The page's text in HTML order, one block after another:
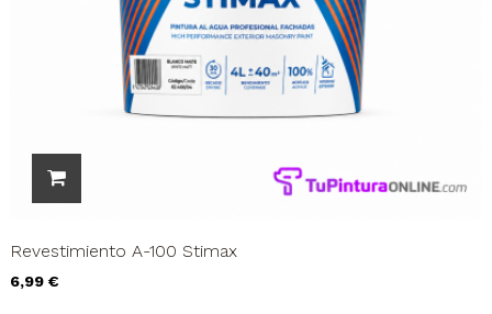
Revestimiento A-100 Stimax
Precio
6,99 €